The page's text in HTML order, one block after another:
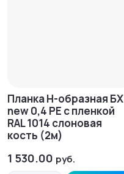
Планка H-образная БХ
new 0,4 PE с пленкой
RAL 1014 слоновая
кость (2м)
1 530.00 руб.